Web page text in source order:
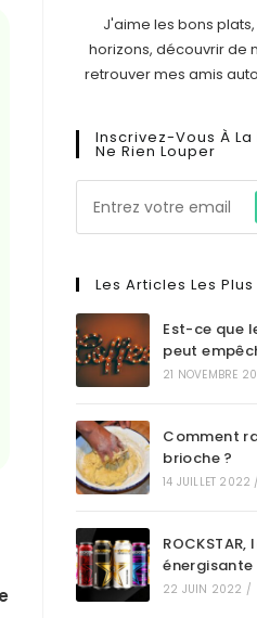
J'aime les bons
horizons, découvrir de
retrouver mes amis
Inscrivez-Vous À
Ne Rien Louper
Les Articles Les
Est-ce que
peut
21 NOVEMBRE
Comment
brioche ?
14 JUILLET 2022 /
énergisante
22 JUIN 2022 /